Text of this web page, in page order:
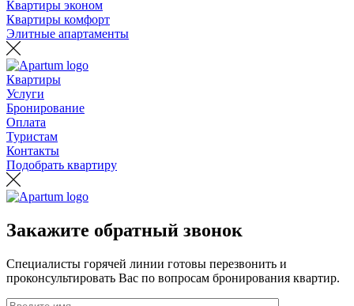
Квартиры эконом
Квартиры комфорт
Элитные апартаменты
Квартиры
Услуги
Бронирование
Оплата
Туристам
Контакты
Подобрать квартиру
Закажите обратный звонок
Специалисты горячей линии готовы перезвонить и
проконсультировать Вас по вопросам бронирования квартир.